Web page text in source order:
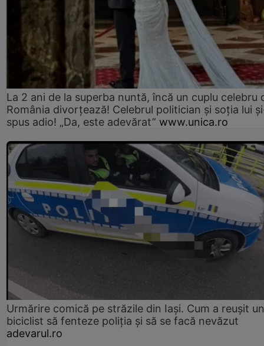
La 2 ani de la superba nuntă, încă un cuplu celebru
România divorțează! Celebrul politician și soția lui
spus adio! „Da, este adevărat” www.unica.ro
Urmărire comică pe străzile din Iași. Cum a reușit un
biciclist să fenteze poliția și să se facă nevăzut
adevarul.ro